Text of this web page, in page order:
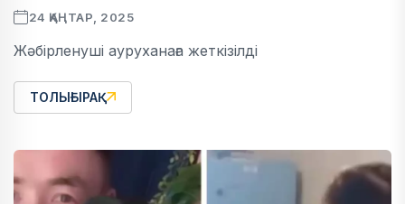
24 ҚАҢТАР, 2025
Жәбірленуші ауруханаға жеткізілді
ТОЛЫҒЫРАҚ